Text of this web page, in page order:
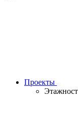
Проекты